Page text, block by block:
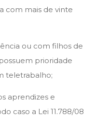
com mais de vinte
ou com filhos de
prioridade
teletrabalho;
aprendizes e
caso a Lei 11.788/08